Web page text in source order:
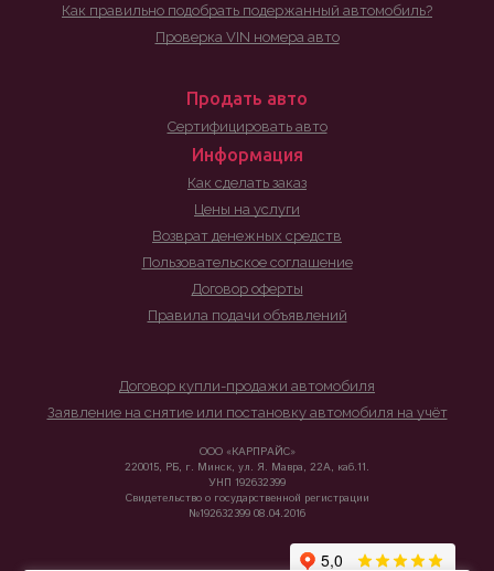
Как правильно подобрать подержанный автомобиль?
Проверка VIN номера авто
Продать авто
Сертифицировать авто
Информация
Как сделать заказ
Цены на услуги
Возврат денежных средств
Пользовательское соглашение
Договор оферты
Правила подачи объявлений
Договор купли-продажи автомобиля
Заявление на снятие или постановку автомобиля на учёт
ООО «КАРПРАЙС»
220015, РБ, г. Минск, ул. Я. Мавра, 22А, каб.11.
УНП 192632399
Свидетельство о государственной регистрации
№192632399 08.04.2016